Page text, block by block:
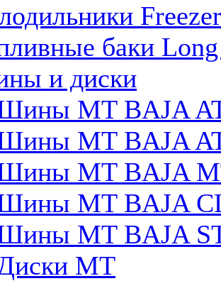
баки
и диски
MT BAJA
MT BAJA
MT BAJA
MT BAJA
MT BAJA
MT